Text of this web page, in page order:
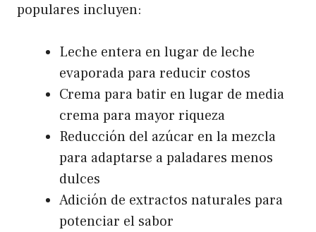
populares incluyen:
Leche entera en lugar de leche
evaporada para reducir costos
Crema para batir en lugar de media
crema para mayor riqueza
Reducción del azúcar en la mezcla
para adaptarse a paladares menos
dulces
Adición de extractos naturales para
potenciar el sabor